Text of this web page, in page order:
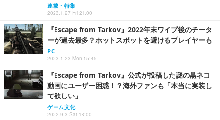
連載・特集
2023.1.27 Fri 21:00
『Escape from Tarkov』2022年末ワイプ後のチータ
ーが過去最多？ホットスポットを避けるプレイヤーも
PC
2023.1.23 Mon 15:45
『Escape from Tarkov』公式が投稿した謎の黒ネコ
動画にユーザー困惑！？海外ファンも「本当に実装し
て欲しい」
ゲーム文化
2022.9.3 Sat 18:00